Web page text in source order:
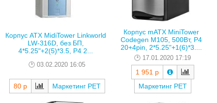
Корпус ATX MidiTower Linkworld
LW-316D, без БП,
4*5.25"+2(5)*3.5, P4 2...
03.02.2020 16:05
80 р Маркетинг РЕТ
Корпус mATX MiniTower
Codegen M105, 500Вт, P4
20+4pin, 2*5.25"+1(6)*3....
17.01.2020 17:19
1 951 р
Маркетинг РЕТ